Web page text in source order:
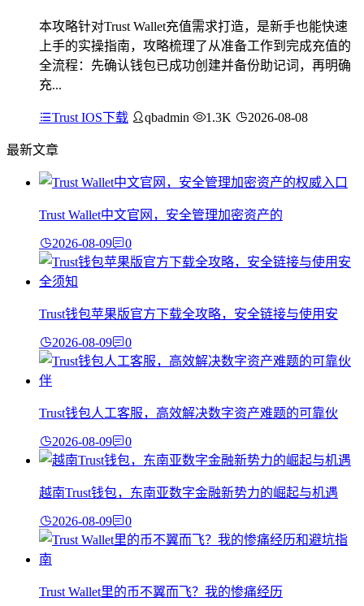
本攻略针对Trust Wallet充值需求打造，是新手也能快速
上手的实操指南，攻略梳理了从准备工作到完成充值的
全流程：先确认钱包已成功创建并备份助记词，再明确
充...
Trust IOS下载 qbadmin 1.3K 2026-08-08
最新文章
Trust Wallet中文官网，安全管理加密资产的
2026-08-09 0
Trust钱包苹果版官方下载全攻略，安全链接与使用安
2026-08-09 0
Trust钱包人工客服，高效解决数字资产难题的可靠伙
2026-08-09 0
越南Trust钱包，东南亚数字金融新势力的崛起与机遇
2026-08-09 0
Trust Wallet里的币不翼而飞？我的惨痛经历